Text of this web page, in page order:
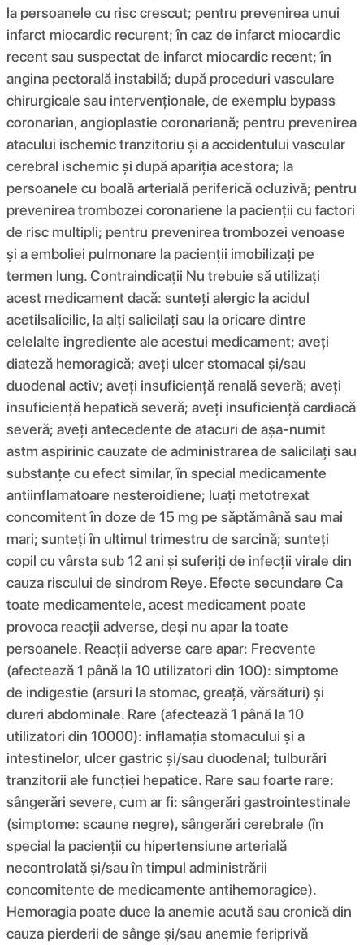
la persoanele cu risc crescut; pentru prevenirea unui
infarct miocardic recurent; în caz de infarct miocardic
recent sau suspectat de infarct miocardic recent; în
angina pectorală instabilă; după proceduri vasculare
chirurgicale sau intervenționale, de exemplu bypass
coronarian, angioplastie coronariană; pentru prevenirea
atacului ischemic tranzitoriu și a accidentului vascular
cerebral ischemic și după apariția acestora; la
persoanele cu boală arterială periferică ocluzivă; pentru
prevenirea trombozei coronariene la pacienții cu factori
de risc multipli; pentru prevenirea trombozei venoase
și a emboliei pulmonare la pacienții imobilizați pe
termen lung. Contraindicații Nu trebuie să utilizați
acest medicament dacă: sunteți alergic la acidul
acetilsalicilic, la alți salicilați sau la oricare dintre
celelalte ingrediente ale acestui medicament; aveți
diateză hemoragică; aveți ulcer stomacal și/sau
duodenal activ; aveți insuficiență renală severă; aveți
insuficiență hepatică severă; aveți insuficiență cardiacă
severă; aveți antecedente de atacuri de așa-numit
astm aspirinic cauzate de administrarea de salicilați sau
substanțe cu efect similar, în special medicamente
antiinflamatoare nesteroidiene; luați metotrexat
concomitent în doze de 15 mg pe săptămână sau mai
mari; sunteți în ultimul trimestru de sarcină; sunteți
copil cu vârsta sub 12 ani și suferiți de infecții virale din
cauza riscului de sindrom Reye. Efecte secundare Ca
toate medicamentele, acest medicament poate
provoca reacții adverse, deși nu apar la toate
persoanele. Reacții adverse care apar: Frecvente
(afectează 1 până la 10 utilizatori din 100): simptome
de indigestie (arsuri la stomac, greață, vărsături) și
dureri abdominale. Rare (afectează 1 până la 10
utilizatori din 10000): inflamația stomacului și a
intestinelor, ulcer gastric și/sau duodenal; tulburări
tranzitorii ale funcției hepatice. Rare sau foarte rare:
sângerări severe, cum ar fi: sângerări gastrointestinale
(simptome: scaune negre), sângerări cerebrale (în
special la pacienții cu hipertensiune arterială
necontrolată și/sau în timpul administrării
concomitente de medicamente antihemoragice).
Hemoragia poate duce la anemie acută sau cronică din
cauza pierderii de sânge și/sau anemie feriprivă